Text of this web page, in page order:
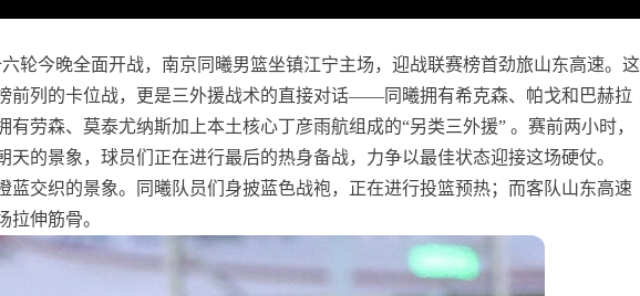
轮今晚全面开战，南京同曦男篮坐镇江宁主场，迎战联赛榜首劲旅山东高速。这
前列的卡位战，更是三外援战术的直接对话——同曦拥有希克森、帕戈和巴赫拉
有劳森、莫泰尤纳斯加上本土核心丁彦雨航组成的“另类三外援” 。赛前两小时，
天的景象，球员们正在进行最后的热身备战，力争以最佳状态迎接这场硬仗。
蓝交织的景象。同曦队员们身披蓝色战袍，正在进行投篮预热；而客队山东高速
拉伸筋骨。